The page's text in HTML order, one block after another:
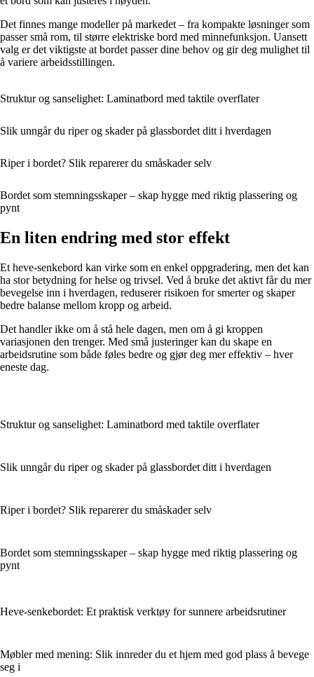
Det finnes mange modeller på markedet – fra kompakte løsninger som
passer små rom, til større elektriske bord med minnefunksjon. Uansett
valg er det viktigste at bordet passer dine behov og gir deg mulighet til
å variere arbeidsstillingen.
Struktur og sanselighet: Laminatbord med taktile overflater
Slik unngår du riper og skader på glassbordet ditt i hverdagen
Riper i bordet? Slik reparerer du småskader selv
Bordet som stemningsskaper – skap hygge med riktig plassering og
pynt
En liten endring med stor effekt
Et heve-senkebord kan virke som en enkel oppgradering, men det kan
ha stor betydning for helse og trivsel. Ved å bruke det aktivt får du mer
bevegelse inn i hverdagen, reduserer risikoen for smerter og skaper
bedre balanse mellom kropp og arbeid.
Det handler ikke om å stå hele dagen, men om å gi kroppen
variasjonen den trenger. Med små justeringer kan du skape en
arbeidsrutine som både føles bedre og gjør deg mer effektiv – hver
eneste dag.
Struktur og sanselighet: Laminatbord med taktile overflater
Slik unngår du riper og skader på glassbordet ditt i hverdagen
Riper i bordet? Slik reparerer du småskader selv
Bordet som stemningsskaper – skap hygge med riktig plassering og
pynt
Heve-senkebordet: Et praktisk verktøy for sunnere arbeidsrutiner
Møbler med mening: Slik innreder du et hjem med god plass å bevege
seg i